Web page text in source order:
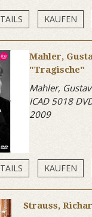
KAUFEN
Mahler,
"Tragische"
Mahler, Gustav
ICAD 5018
2009
KAUFEN
Strauss,